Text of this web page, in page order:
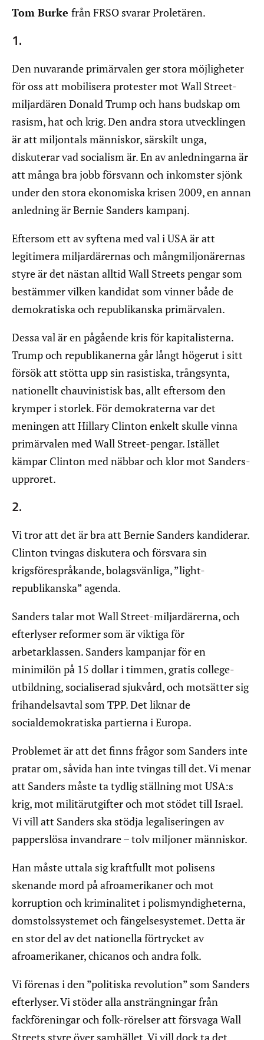
Tom Burke från FRSO svarar Proletären.
1.
Den nuvarande primärvalen ger stora möjligheter
för oss att mobilisera protester mot Wall Street-
miljardären Donald Trump och hans budskap om
rasism, hat och krig. Den andra stora utvecklingen
är att miljontals människor, särskilt unga,
diskuterar vad socialism är. En av anledningarna är
att många bra jobb försvann och inkomster sjönk
under den stora ekonomiska krisen 2009, en annan
anledning är Bernie Sanders kampanj.
Eftersom ett av syftena med val i USA är att
legitimera miljardärernas och mångmiljonärernas
styre är det nästan alltid Wall Streets pengar som
bestämmer vilken kandidat som vinner både de
demokratiska och republikanska primärvalen.
Dessa val är en pågående kris för kapitalisterna.
Trump och republikanerna går långt högerut i sitt
försök att stötta upp sin rasistiska, trångsynta,
nationellt chauvinistisk bas, allt eftersom den
krymper i storlek. För demokraterna var det
meningen att Hillary Clinton enkelt skulle vinna
primärvalen med Wall Street-pengar. Istället
kämpar Clinton med näbbar och klor mot Sanders-
upproret.
2.
Vi tror att det är bra att Bernie Sanders kandiderar.
Clinton tvingas diskutera och försvara sin
krigsförespråkande, bolagsvänliga, ”light-
republikanska” agenda.
Sanders talar mot Wall Street-miljardärerna, och
efterlyser reformer som är viktiga för
arbetarklassen. Sanders kampanjar för en
minimilön på 15 dollar i timmen, gratis college-
utbildning, socialiserad sjukvård, och motsätter sig
frihandelsavtal som TPP. Det liknar de
socialdemokratiska partierna i Europa.
Problemet är att det finns frågor som Sanders inte
pratar om, såvida han inte tvingas till det. Vi menar
att Sanders måste ta tydlig ställning mot USA:s
krig, mot militärutgifter och mot stödet till Israel.
Vi vill att Sanders ska stödja legaliseringen av
papperslösa invandrare – tolv miljoner människor.
Han måste uttala sig kraftfullt mot polisens
skenande mord på afroamerikaner och mot
korruption och kriminalitet i polismyndigheterna,
domstolssystemet och fängelsesystemet. Detta är
en stor del av det nationella förtrycket av
afroamerikaner, chicanos och andra folk.
Vi förenas i den ”politiska revolution” som Sanders
efterlyser. Vi stöder alla ansträngningar från
fackföreningar och folk-rörelser att försvaga Wall
Streets styre över samhället. Vi vill dock ta det